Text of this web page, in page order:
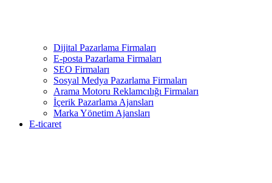
Dijital Pazarlama Firmaları
E-posta Pazarlama Firmaları
SEO Firmaları
Sosyal Medya Pazarlama Firmaları
Arama Motoru Reklamcılığı Firmaları
İçerik Pazarlama Ajansları
Marka Yönetim Ajansları
E-ticaret